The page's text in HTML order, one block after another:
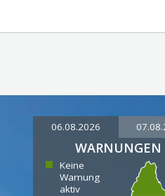
06.08.2026
WARNUNGEN
Keine
Warnung
aktiv